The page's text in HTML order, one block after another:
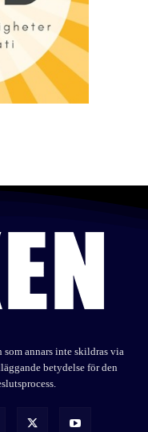
annars inte skildras via
betydelse för den